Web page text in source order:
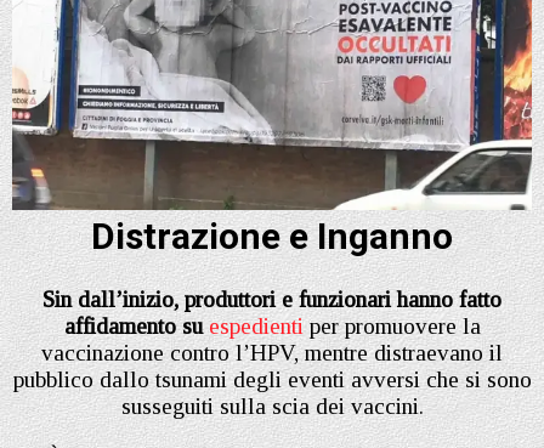
Distrazione e Inganno
Sin dall’inizio, produttori e funzionari hanno fatto
affidamento su espedientiper promuovere la
vaccinazione contro l’HPV, mentre distraevano il
pubblico dallo tsunami degli eventi avversi che si sono
susseguiti sulla scia dei vaccini.